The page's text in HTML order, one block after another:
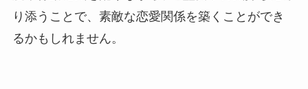
り添うことで、素敵な恋愛関係を築くことができ
るかもしれません。